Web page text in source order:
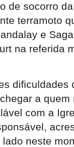
de socorro
terramoto
e
na referida
a
com a
neste